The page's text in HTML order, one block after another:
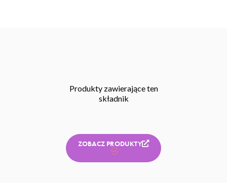
Produkty zawierające ten
składnik
ZOBACZ PRODUKTY